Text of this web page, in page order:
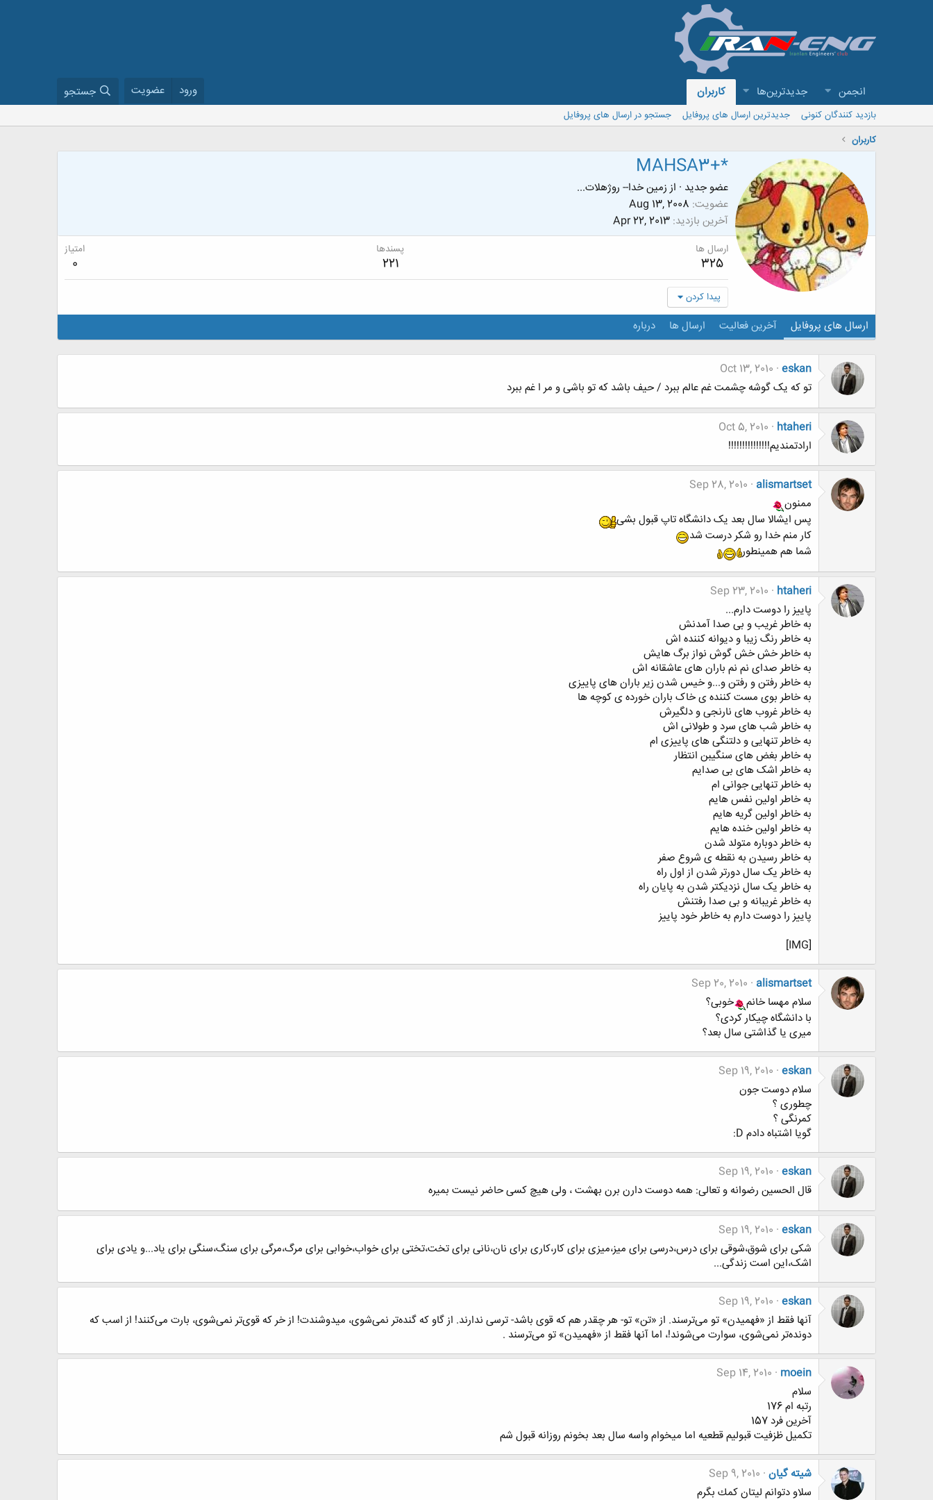
انجمن جدیدترین‌ها کاربران ورود عضویت جستجو
بازدید کنندگان کنونی جدیدترین ارسال های پروفایل
جستجو در ارسال های پروفایل
کاربران
MAHSA3+*
عضو جدید · از زمین خدا-- روژهلات...
عضویت Aug 13, 2008
آخرین بازدید Apr 22, 2013
ارسال ها
325
پسندها
221
امتیاز
0
پیدا کردن
ارسال های پروفایل آخرین فعالیت ارسال ها درباره
eskan
Oct 13, 2010
تو که یک گوشه چشمت غم عالم ببرد / حیف باشد که تو باشی و مر ا غم ببرد
htaheri
Oct 5, 2010
ارادتمندیم!!!!!!!!!!!!!!!
alismartset
Sep 28, 2010
ممنون
پس ایشالا سال بعد یک دانشگاه تاپ قبول بشی
کار منم خدا رو شکر درست شد
شما هم همینطور
htaheri
Sep 23, 2010
پاییز را دوست دارم...
به خاطر غریب و بی صدا آمدنش
به خاطر رنگ زیبا و دیوانه کننده اش
به خاطر خش خش گوش نواز برگ هایش
به خاطر صدای نم نم باران های عاشقانه اش
به خاطر رفتن و رفتن و...و خیس شدن زیر باران های پاییزی
به خاطر بوی مست کننده ی خاک باران خورده ی کوچه ها
به خاطر غروب های نارنجی و دلگیرش
به خاطر شب های سرد و طولانی اش
به خاطر تنهایی و دلتنگی های پاییزی ام
به خاطر بغض های سنگیبن انتظار
به خاطر اشک های بی صدایم
به خاطر تنهایی جوانی ام
به خاطر اولین نفس هایم
به خاطر اولین گریه هایم
به خاطر اولین خنده هایم
به خاطر دوباره متولد شدن
به خاطر رسیدن به نقطه ی شروع صفر
به خاطر یک سال دورتر شدن از اول راه
به خاطر یک سال نزدیکتر شدن به پایان راه
به خاطر غریبانه و بی صدا رفتنش
پاییز را دوست دارم به خاطر خود پاییز
[IMG]
alismartset
Sep 20, 2010
سلام مهسا خانم
خوبی؟
با دانشگاه چیکار کردی؟
میری یا گذاشتی سال بعد؟
eskan
Sep 19, 2010
سلام دوست جون
چطوری ؟
کمرنگی ؟
گویا اشتباه دادم D:
eskan
Sep 19, 2010
قال الحسین رضوانه و تعالی: همه دوست دارن برن بهشت ، ولی هیچ کسی حاضر نیست بمیره
eskan
Sep 19, 2010
شکی برای شوق،شوقی برای درس،درسی برای میز،میزی برای کار،کاری برای نان،نانی برای تخت،تختی برای خواب،خوابی برای مرگ،مرگی برای سنگ،سنگی برای یاد...و یادی برای
اشک،این است زندگی...
eskan
Sep 19, 2010
آنها فقط از «فهمیدن» تو می‌ترسند. از «تن» تو- هر چقدر هم که قوی باشد- ترسی ندارند. از گاو که گنده‌تر نمی‌شوی، میدوشندت! از خر که قوی‌تر نمی‌شوی، بارت می‌کنند! از اسب که
دونده‌تر نمی‌شوی، سوارت می‌شوند!، اما آنها فقط از «فهمیدن» تو می‌ترسند .
moein
Sep 14, 2010
سلام
رتبه ام 176
آخرین فرد 157
تکمیل ظزفیت قبولیم قطعیه اما میخوام واسه سال بعد بخونم روزانه قبول شم
شيته گيان Sep 9, 2010
سلاو دتوانم ليتان كمك بگرم